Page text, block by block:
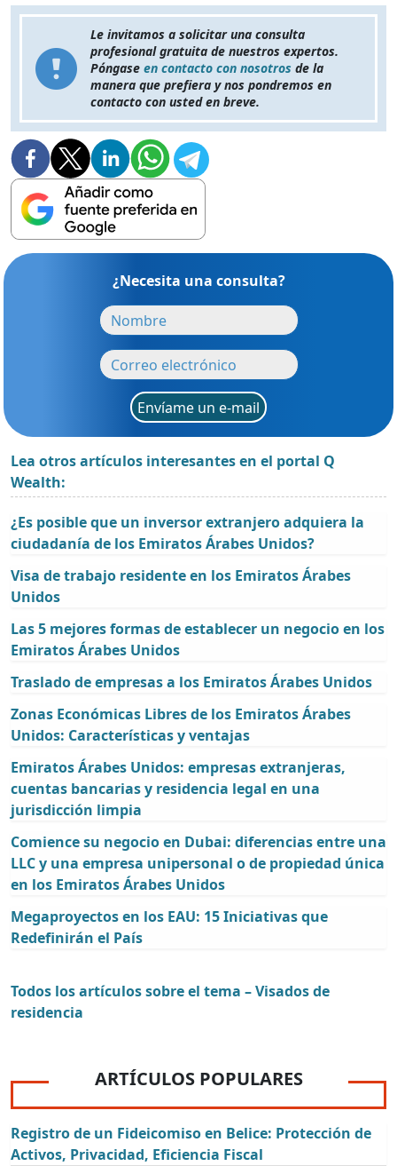
Le invitamos a solicitar una consulta
profesional gratuita de nuestros expertos.
Póngase en contacto con nosotros de la
manera que prefiera y nos pondremos en
contacto con usted en breve.
¿Necesita una consulta?
Envíame un e-mail
Lea otros artículos interesantes en el portal Q
Wealth:
¿Es posible que un inversor extranjero adquiera la
ciudadanía de los Emiratos Árabes Unidos?
Visa de trabajo residente en los Emiratos Árabes
Unidos
Las 5 mejores formas de establecer un negocio en los
Emiratos Árabes Unidos
Traslado de empresas a los Emiratos Árabes Unidos
Zonas Económicas Libres de los Emiratos Árabes
Unidos: Características y ventajas
Emiratos Árabes Unidos: empresas extranjeras,
cuentas bancarias y residencia legal en una
jurisdicción limpia
Comience su negocio en Dubai: diferencias entre una
LLC y una empresa unipersonal o de propiedad única
en los Emiratos Árabes Unidos
Megaproyectos en los EAU: 15 Iniciativas que
Redefinirán el País
Todos los artículos sobre el tema – Visados de
residencia
ARTÍCULOS POPULARES
Registro de un Fideicomiso en Belice: Protección de
Activos, Privacidad, Eficiencia Fiscal